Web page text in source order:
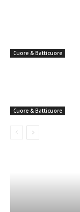
Cuore & Batticuore
Cuore & Batticuore